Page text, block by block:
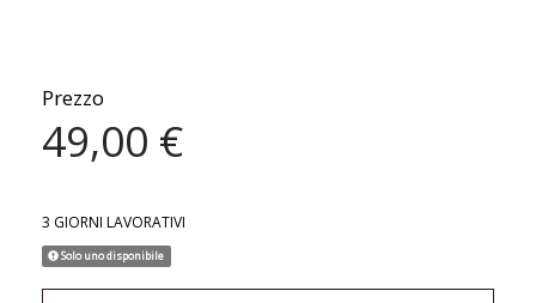
libertà. Perfetto da indossare da solo o abbinato ad altri
charms e gioielli per creare combinazioni personalizzate.
Lunghezza: 38,5 + 4 cm estensione
Colori disponibili: corallo, bianco, turchese, giallo,
multicolor
Prezzo
49,00 €
3 GIORNI LAVORATIVI
Solo uno disponibile